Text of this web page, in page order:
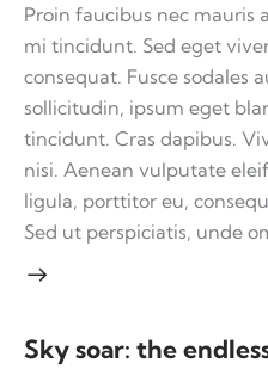
Proin faucibus nec mauris
mi tincidunt. Sed eget
consequat. Fusce sodales
sollicitudin, ipsum eget
tincidunt. Cras dapibus.
nisi. Aenean vulputate
ligula, porttitor eu,
Sed ut perspiciatis, unde
Sky soar: the